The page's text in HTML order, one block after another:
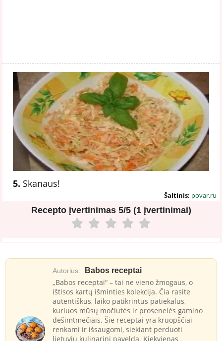
5. Skanaus!
Šaltinis: povar.ru
Recepto įvertinimas 5/5 (1 įvertinimai)
Autorius: Babos receptai
„Babos receptai“ – tai ne vieno žmogaus, o
ištisos kartų išminties kolekcija. Čia rasite
autentiškus, laiko patikrintus patiekalus,
kuriuos mūsų močiutės ir prosenelės gamino
dešimtmečiais. Šie receptai yra kruopščiai
renkami ir išsaugomi, siekiant perduoti
lietuvių kulinarinį paveldą. Kiekvienas